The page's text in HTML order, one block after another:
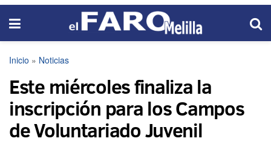
Inicio » Noticias
Este miércoles finaliza la
inscripción para los Campos
de Voluntariado Juvenil